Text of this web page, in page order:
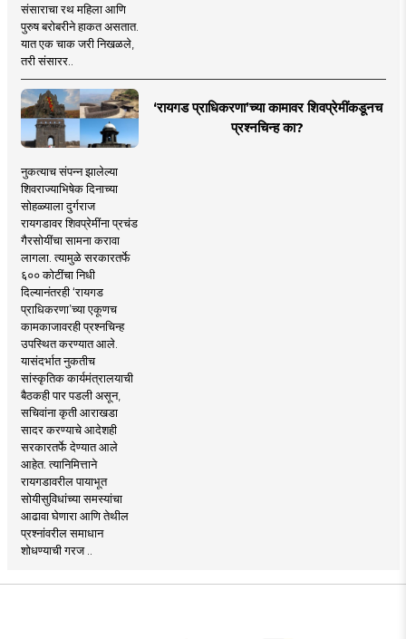
संसाराचा रथ महिला आणि
पुरुष बरोबरीने हाकत असतात.
यात एक चाक जरी निखळले,
तरी संसारर..
‘रायगड प्राधिकरणा’च्या कामावर शिवप्रेमींकडूनच
प्रश्नचिन्ह का?
नुकत्याच संपन्न झालेल्या
शिवराज्याभिषेक दिनाच्या
सोहळ्याला दुर्गराज
रायगडावर शिवप्रेमींना प्रचंड
गैरसोयींचा सामना करावा
लागला. त्यामुळे सरकारतर्फे
६०० कोटींचा निधी
दिल्यानंतरही ‘रायगड
प्राधिकरणा’च्या एकूणच
कामकाजावरही प्रश्नचिन्ह
उपस्थित करण्यात आले.
यासंदर्भात नुकतीच
सांस्कृतिक कार्यमंत्रालयाची
बैठकही पार पडली असून,
सचिवांना कृती आराखडा
सादर करण्याचे आदेशही
सरकारतर्फे देण्यात आले
आहेत. त्यानिमित्ताने
रायगडावरील पायाभूत
सोयीसुविधांच्या समस्यांचा
आढावा घेणारा आणि तेथील
प्रश्नांवरील समाधान
शोधण्याची गरज ..